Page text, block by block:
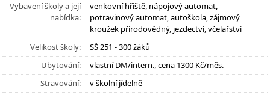
Vybavení školy a její
nabídka:
venkovní hřiště, nápojový automat,
potravinový automat, autoškola, zájmový
kroužek přírodovědný, jezdectví, včelařství
Velikost školy:
SŠ 251 - 300 žáků
Ubytování:
vlastní DM/intern., cena 1300 Kč/měs.
Stravování:
v školní jídelně